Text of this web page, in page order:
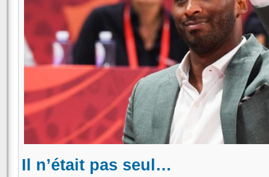
Il n’était pas seul…